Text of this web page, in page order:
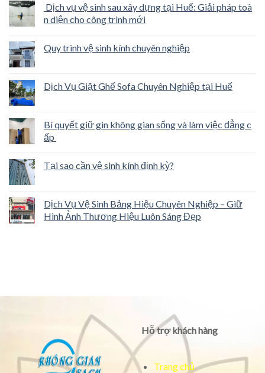
Dịch vụ vệ sinh sau xây dựng tại Huế: Giải pháp toà
n diện cho công trình mới
Quy trình vệ sinh kính chuyên nghiệp
Dịch Vụ Giặt Ghế Sofa Chuyên Nghiệp tại Huế
Bí quyết giữ gìn không gian sống và làm việc đẳng c
ấp
Tại sao cần vệ sinh kính định kỳ?
Dịch Vụ Vệ Sinh Bảng Hiệu Chuyên Nghiệp – Giữ
Hình Ảnh Thương Hiệu Luôn Sáng Đẹp
Hỗ trợ khách hàng
Trang chủ